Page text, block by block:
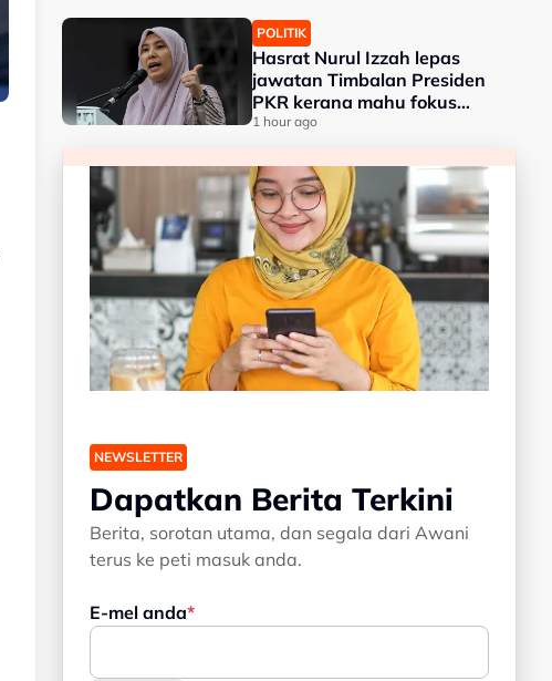
POLITIK
Hasrat Nurul Izzah lepas
jawatan Timbalan Presiden
PKR kerana mahu fokus
pengajian lanjutan
1 hour ago
NEWSLETTER
Dapatkan Berita Terkini
Berita, sorotan utama, dan segala dari Awani
terus ke peti masuk anda.
E-mel anda